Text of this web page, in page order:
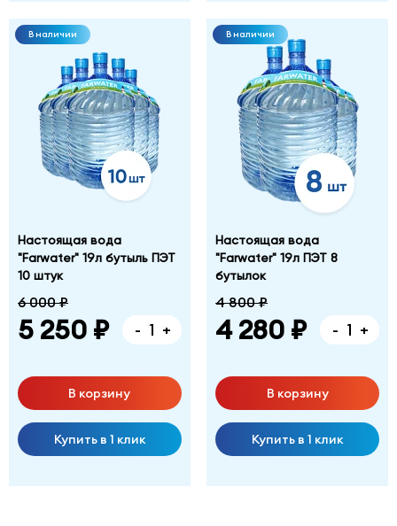
В наличии
Настоящая вода
"Farwater" 19л бутыль ПЭТ
10 штук
6 000 ₽
5 250 ₽ - +
В корзину
Купить в 1 клик
В наличии
Настоящая вода
"Farwater" 19л ПЭТ 8
бутылок
4 800 ₽
4 280 ₽ - +
В корзину
Купить в 1 клик